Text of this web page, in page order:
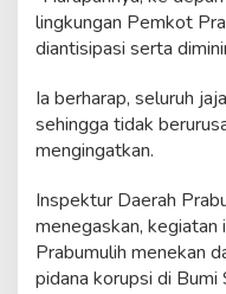
lingkungan Pemkot
diantisipasi serta
Ia berharap, seluruh
sehingga tidak
mengingatkan.
Inspektur Daerah
menegaskan,
Prabumulih menekan
pidana korupsi di Bumi